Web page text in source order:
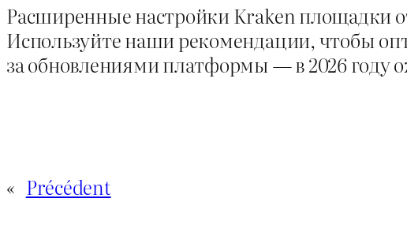
Расширенные настройки Kraken площадки
Используйте наши рекомендации, чтобы
за обновлениями платформы — в 2026 году
« Précédent